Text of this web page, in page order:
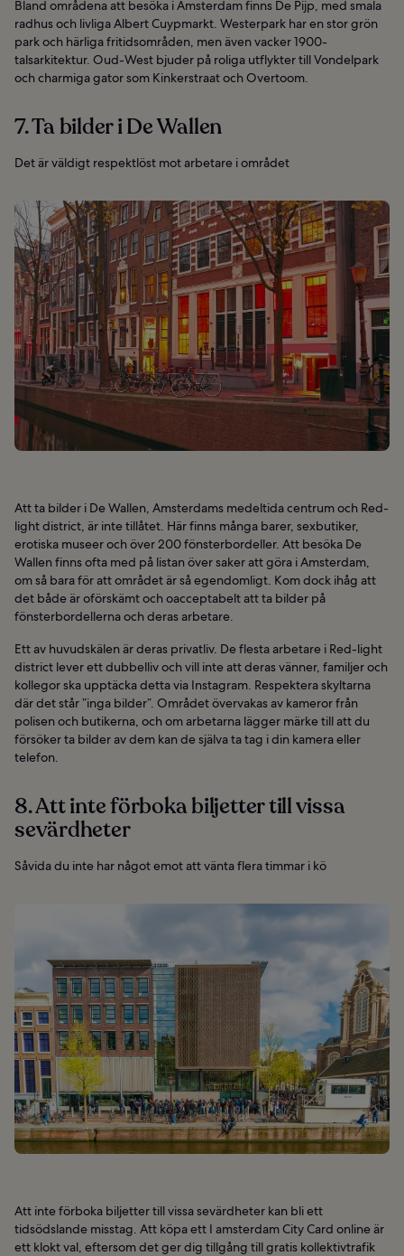
Bland områdena att besöka i Amsterdam finns De Pijp, med smala
radhus och livliga Albert Cuypmarkt. Westerpark har en stor grön
park och härliga fritidsområden, men även vacker 1900-
talsarkitektur. Oud-West bjuder på roliga utflykter till Vondelpark
och charmiga gator som Kinkerstraat och Overtoom.
7. Ta bilder i De Wallen
Det är väldigt respektlöst mot arbetare i området
Att ta bilder i De Wallen, Amsterdams medeltida centrum och Red-
light district, är inte tillåtet. Här finns många barer, sexbutiker,
erotiska museer och över 200 fönsterbordeller. Att besöka De
Wallen finns ofta med på listan över saker att göra i Amsterdam,
om så bara för att området är så egendomligt. Kom dock ihåg att
det både är oförskämt och oacceptabelt att ta bilder på
fönsterbordellerna och deras arbetare.
Ett av huvudskälen är deras privatliv. De flesta arbetare i Red-light
district lever ett dubbelliv och vill inte att deras vänner, familjer och
kollegor ska upptäcka detta via Instagram. Respektera skyltarna
där det står ”inga bilder”. Området övervakas av kameror från
polisen och butikerna, och om arbetarna lägger märke till att du
försöker ta bilder av dem kan de själva ta tag i din kamera eller
telefon.
8. Att inte förboka biljetter till vissa
sevärdheter
Såvida du inte har något emot att vänta flera timmar i kö
Att inte förboka biljetter till vissa sevärdheter kan bli ett
tidsödslande misstag. Att köpa ett I amsterdam City Card online är
ett klokt val, eftersom det ger dig tillgång till gratis kollektivtrafik